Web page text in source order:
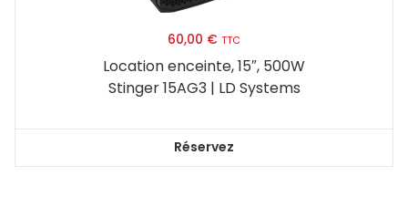
60,00 € TTC
Location enceinte, 15″, 500W
Stinger 15AG3 | LD Systems
Réservez